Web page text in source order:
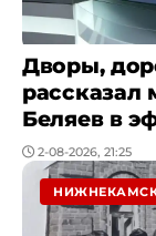
Дворы,
Беляев в
2-08-2026, 21:25